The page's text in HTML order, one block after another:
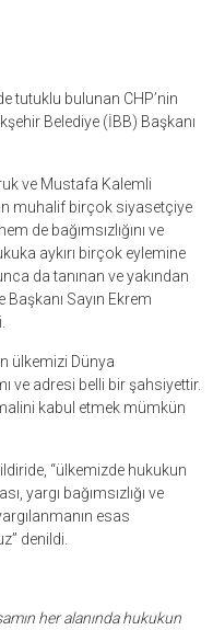
tutuklu bulunan CHP’nin
Belediye (İBB) Başkanı
ve Mustafa Kalemli
muhalif birçok siyasetçiye
de bağımsızlığını ve
aykırı birçok eylemine
da tanınan ve yakından
Sayın Ekrem
ülkemizi Dünya
ve adresi belli bir şahsiyettir.
kabul etmek mümkün
“ülkemizde hukukun
yargı bağımsızlığı ve
esas
denildi.
her alanında hukukun